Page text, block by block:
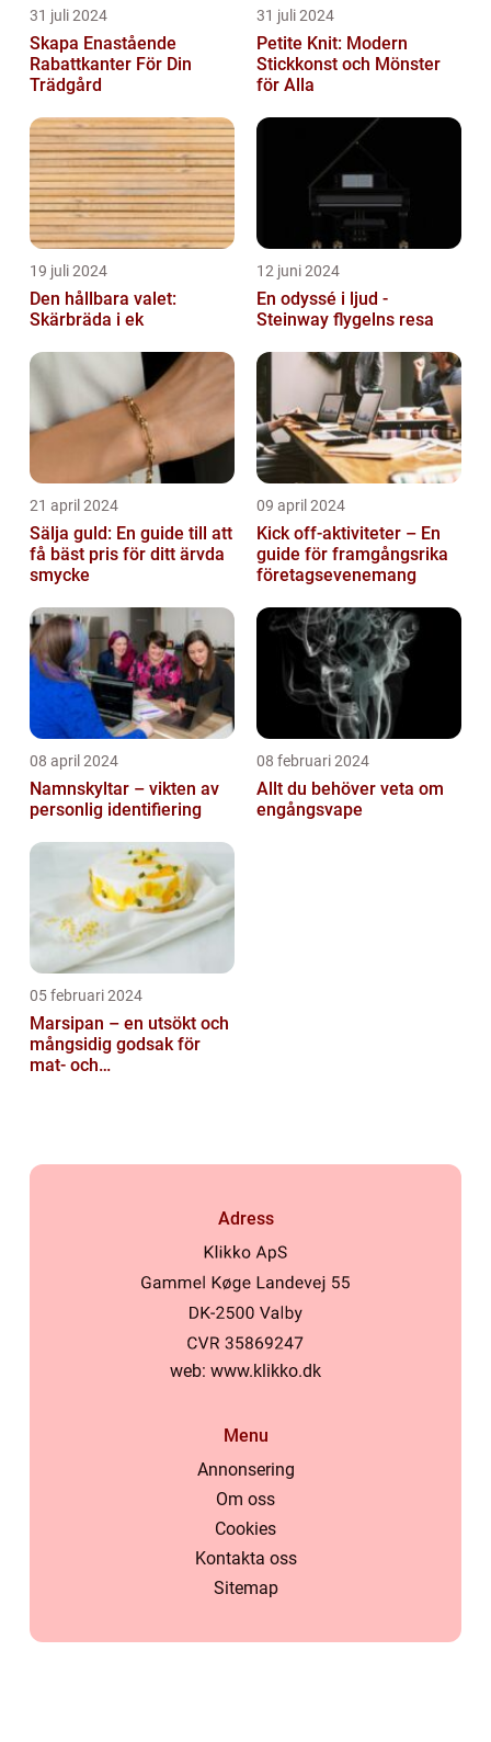
31 juli 2024
Skapa Enastående
Rabattkanter För Din
Trädgård
31 juli 2024
Petite Knit: Modern
Stickkonst och Mönster
för Alla
19 juli 2024
Den hållbara valet:
Skärbräda i ek
12 juni 2024
En odyssé i ljud -
Steinway flygelns resa
21 april 2024
Sälja guld: En guide till att
få bäst pris för ditt ärvda
smycke
09 april 2024
Kick off-aktiviteter – En
guide för framgångsrika
företagsevenemang
08 april 2024
Namnskyltar – vikten av
personlig identifiering
08 februari 2024
Allt du behöver veta om
engångsvape
05 februari 2024
Marsipan – en utsökt och
mångsidig godsak för
mat- och
Adress
web: www.klikko.dk
Menu
Annonsering
Om oss
Cookies
Kontakta oss
Sitemap